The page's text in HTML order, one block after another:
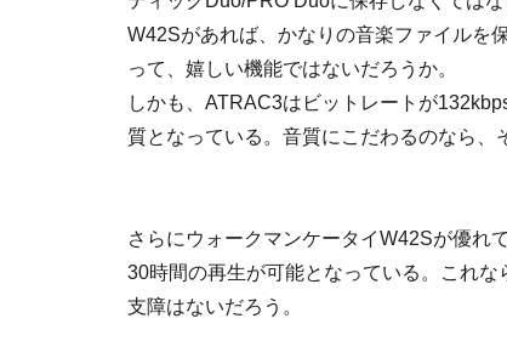
W42Sがあれば、かなりの音楽ファイルを
って、嬉しい機能ではないだろうか。
しかも、ATRAC3はビットレートが
質となっている。音質にこだわるのなら、
さらにウォークマンケータイW42Sが優れ
30時間の再生が可能となっている。これ
支障はないだろう。